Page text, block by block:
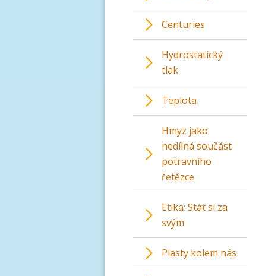
Centuries
Hydrostatický
tlak
Teplota
Hmyz jako
nedílná součást
potravního
řetězce
Etika: Stát si za
svým
Plasty kolem nás